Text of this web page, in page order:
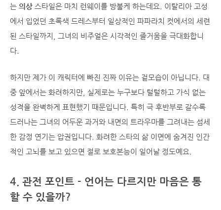
는 의상 스타일은 마치 런웨이를 방불케 하는데요. 이탈리아 고성
에서 입었던 초록색 드레스부터 일상적인 파파라치 컷에서의 세련
된 스타일까지, 그녀의 비주얼은 시각적인 즐거움을 극대화합니
다.
하지만 제가 이 캐릭터에 빠진 진짜 이유는 겉모습이 아닙니다. 대
중 앞에서는 화려하지만, 실제로는 누구보다 털털하고 가식 없는
성격을 완벽하게 표현했기 때문입니다. 특히 극 후반부로 갈수록
드러나는 그녀의 어두운 과거와 내면의 트라우마를 그려내는 섬세
한 감정 연기는 압권입니다. 화려한 스타의 삶 이면에 숨겨진 인간
적인 고뇌를 보고 있으면 절로 보호본능이 일어날 정도예요.
4. 관전 포인트 - 언어는 다르지만 마음은 통
할 수 있을까?